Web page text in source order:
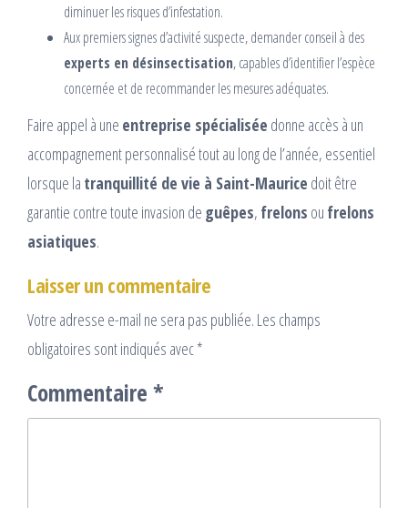
diminuer les risques d’infestation.
Aux premiers signes d’activité suspecte, demander conseil à des
experts en désinsectisation, capables d’identifier l’espèce
concernée et de recommander les mesures adéquates.
Faire appel à une entreprise spécialisée donne accès à un
accompagnement personnalisé tout au long de l’année, essentiel
lorsque la tranquillité de vie à Saint-Maurice doit être
garantie contre toute invasion de guêpes, frelons ou frelons
asiatiques.
Laisser un commentaire
Votre adresse e-mail ne sera pas publiée. Les champs
obligatoires sont indiqués avec*
Commentaire *